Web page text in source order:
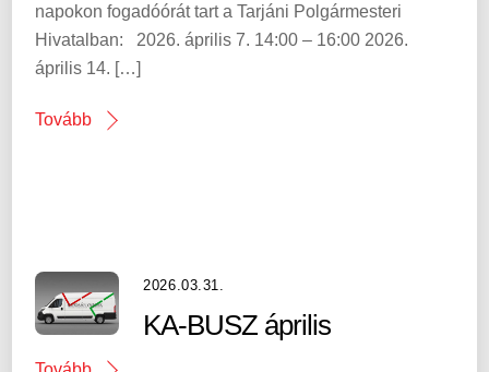
napokon fogadóórát tart a Tarjáni Polgármesteri
Hivatalban: 2026. április 7. 14:00 – 16:00 2026.
április 14. […]
Tovább
2026.03.31.
KA-BUSZ április